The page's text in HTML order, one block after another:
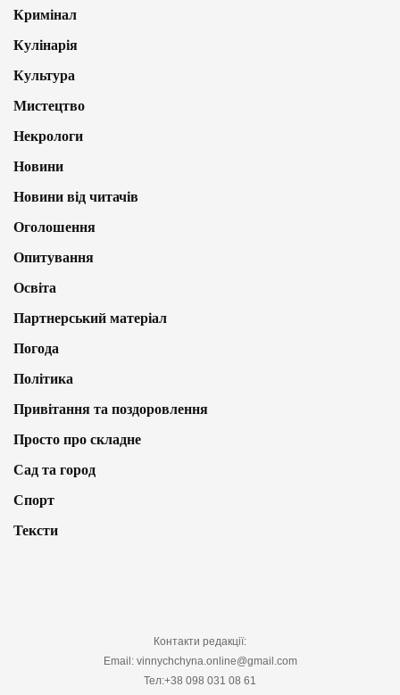
Кримінал
Кулінарія
Культура
Мистецтво
Некрологи
Новини
Новини від читачів
Оголошення
Опитування
Освіта
Партнерський матеріал
Погода
Політика
Привітання та поздоровлення
Просто про складне
Сад та город
Спорт
Тексти
Контакти редакції:
Email: vinnychchyna.online@gmail.com
Тел:+38 098 031 08 61